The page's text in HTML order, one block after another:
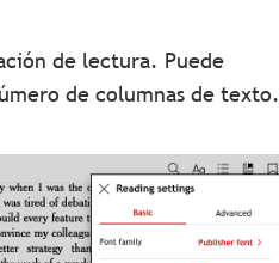
de lectura. Puede
de columnas de texto.